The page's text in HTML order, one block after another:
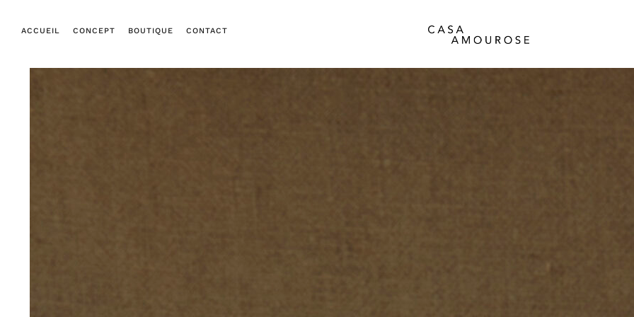
ACCUEIL CONCEPT BOUTIQUE CONTACT